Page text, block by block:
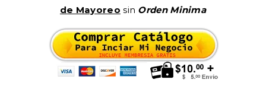
de Mayoreo sin Orden Minima